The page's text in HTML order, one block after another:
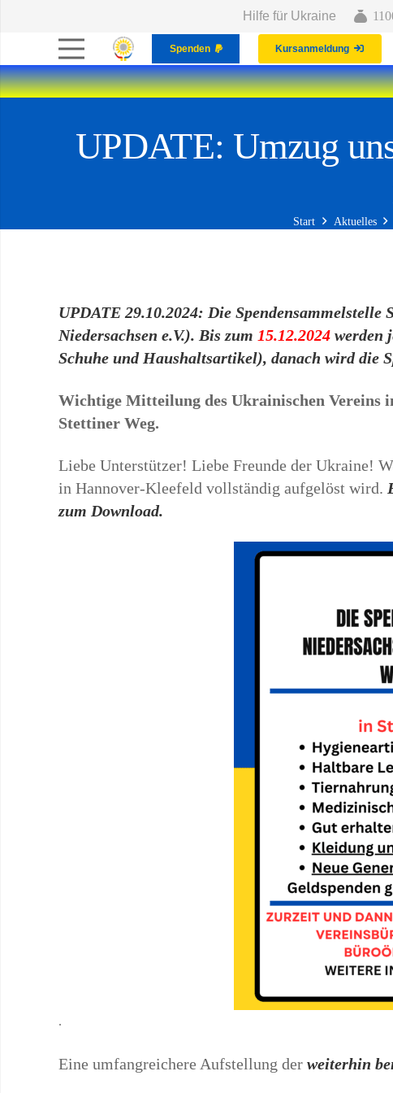
Hilfe für Ukraine
Spenden Kursanmeldung
UPDATE: Umzug
Start Aktuelles
UPDATE 29.10.2024: Die
Niedersachsen e.V.). Bis zum 15.12.2024 werden
Schuhe und Haushaltsartikel), danach wird die
Wichtige Mitteilung des Ukrainischen Vereins
Stettiner Weg.
Liebe Unterstützer! Liebe Freunde der Ukraine!
in Hannover-Kleefeld vollständig aufgelöst wird.
zum Download.
.
Eine umfangreichere Aufstellung der weiterhin